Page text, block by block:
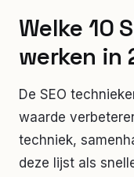
Welke 10
werken in
De SEO
waarde
techniek,
deze lijst als